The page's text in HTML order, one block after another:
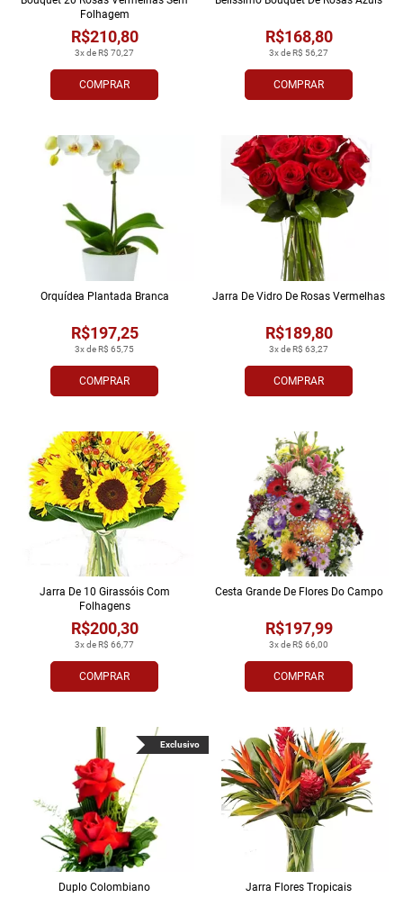
COMPRAR
3x de R$ 70,27
R$210,80
Folhagem
COMPRAR
3x de R$ 56,27
R$168,80
COMPRAR
3x de R$ 65,75
R$197,25
Orquídea Plantada Branca
COMPRAR
3x de R$ 63,27
R$189,80
Jarra De Vidro De Rosas Vermelhas
COMPRAR
3x de R$ 66,77
R$200,30
Jarra De 10 Girassóis Com
Folhagens
COMPRAR
3x de R$ 66,00
R$197,99
Cesta Grande De Flores Do Campo
Duplo Colombiano
Exclusivo
Jarra Flores Tropi­cais